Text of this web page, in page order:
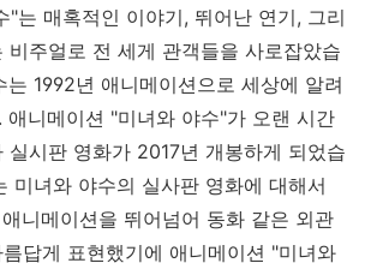
"는 매혹적인 이야기, 뛰어난 연기, 그리
비주얼로 전 세게 관객들을 사로잡았습
는 1992년 애니메이션으로 세상에 알려
애니메이션 "미녀와 야수"가 오랜 시간
실시판 영화가 2017년 개봉하게 되었습
미녀와 야수의 실사판 영화에 대해서
니메이션을 뛰어넘어 동화 같은 외관
답게 표현했기에 애니메이션 "미녀와